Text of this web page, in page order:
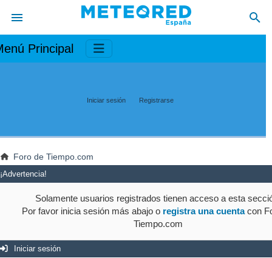
Principal
Iniciar sesión Registrarse
Foro de Tiempo.com
¡Advertencia!
Solamente usuarios registrados tienen acceso a esta
Por favor inicia sesión más abajo o registra una cuentacon
Tiempo.com
Iniciar sesión